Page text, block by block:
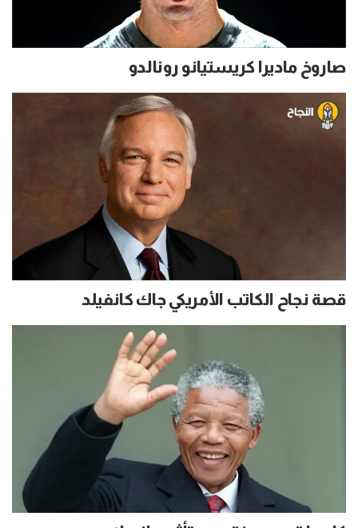
صاروخ ماديرا كريستيانو رونالدو
قصة نجاح الكاتب الأمريكي جاك كانفيلد